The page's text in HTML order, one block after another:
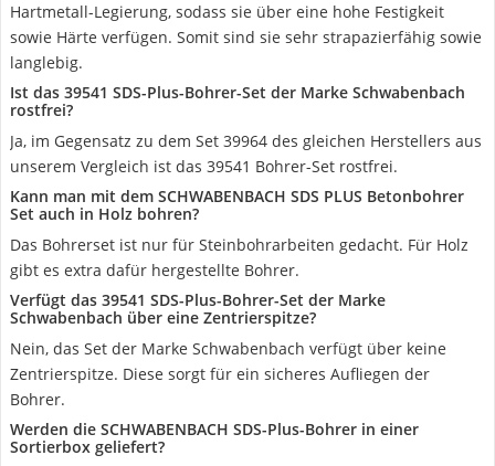
Hartmetall-Legierung, sodass sie über eine hohe Festigkeit
sowie Härte verfügen. Somit sind sie sehr strapazierfähig sowie
langlebig.
Ist das 39541 SDS-Plus-Bohrer-Set der Marke Schwabenbach
rostfrei?
Ja, im Gegensatz zu dem Set 39964 des gleichen Herstellers aus
unserem Vergleich ist das 39541 Bohrer-Set rostfrei.
Kann man mit dem SCHWABENBACH SDS PLUS Betonbohrer
Set auch in Holz bohren?
Das Bohrerset ist nur für Steinbohrarbeiten gedacht. Für Holz
gibt es extra dafür hergestellte Bohrer.
Verfügt das 39541 SDS-Plus-Bohrer-Set der Marke
Schwabenbach über eine Zentrierspitze?
Nein, das Set der Marke Schwabenbach verfügt über keine
Zentrierspitze. Diese sorgt für ein sicheres Aufliegen der
Bohrer.
Werden die SCHWABENBACH SDS-Plus-Bohrer in einer
Sortierbox geliefert?